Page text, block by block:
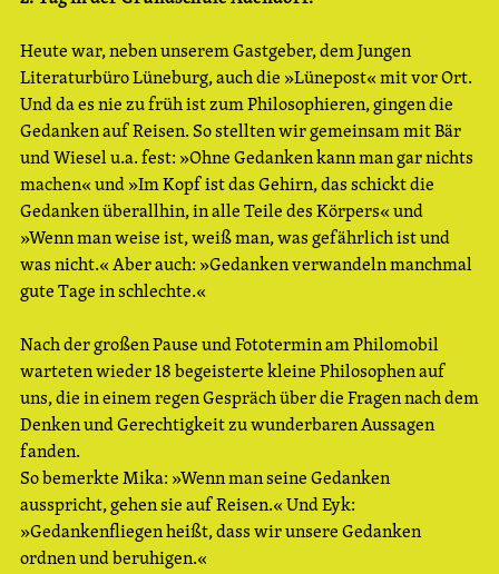
Heute war, neben unserem Gastgeber, dem Jungen
Literaturbüro Lüneburg, auch die »Lünepost« mit vor Ort.
Und da es nie zu früh ist zum Philosophieren, gingen die
Gedanken auf Reisen. So stellten wir gemeinsam mit Bär
und Wiesel u.a. fest: »Ohne Gedanken kann man gar nichts
machen« und »Im Kopf ist das Gehirn, das schickt die
Gedanken überallhin, in alle Teile des Körpers« und
»Wenn man weise ist, weiß man, was gefährlich ist und
was nicht.« Aber auch: »Gedanken verwandeln manchmal
gute Tage in schlechte.«
Nach der großen Pause und Fototermin am Philomobil
warteten wieder 18 begeisterte kleine Philosophen auf
uns, die in einem regen Gespräch über die Fragen nach dem
Denken und Gerechtigkeit zu wunderbaren Aussagen
fanden.
So bemerkte Mika: »Wenn man seine Gedanken
ausspricht, gehen sie auf Reisen.« Und Eyk:
»Gedankenfliegen heißt, dass wir unsere Gedanken
ordnen und beruhigen.«